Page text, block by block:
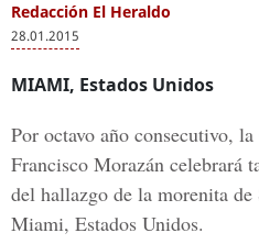
Redacción El Heraldo
28.01.2015
MIAMI, Estados Unidos
Por octavo año consecutivo,
Francisco Morazán celebrará
del hallazgo de la morenita de
Miami, Estados Unidos.